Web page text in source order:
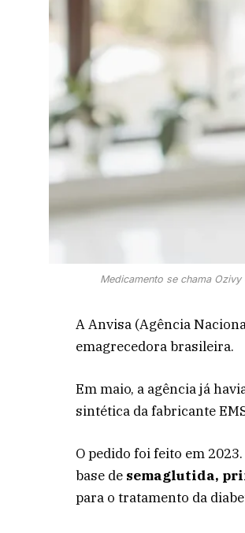
Medicamento se chama
A Anvisa (Agência
emagrecedora brasileira.
Em maio, a agência já
sintética da fabricante
O pedido foi feito em
base de semaglutida,
para o tratamento da